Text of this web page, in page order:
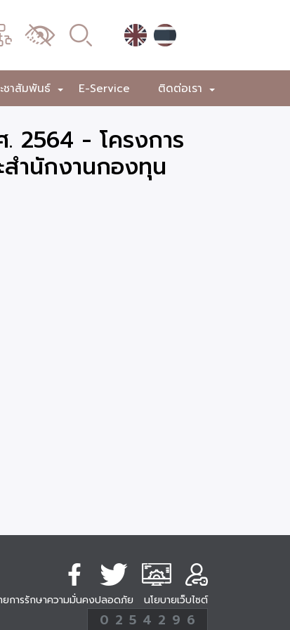
เมนู
เปลี่ยน
ผล
+
ชาสัมพันธ์ E-Service +
ติดต่อเรา
2564 - โครงการ
ำนักงานกองทุน
ยการรักษาความมั่นคงปลอดภัย นโยบายเว็บไซต์
254296
0 2 5 4 2 9 6